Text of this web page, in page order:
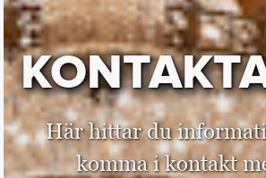
Här hittar du
komma i kontakt